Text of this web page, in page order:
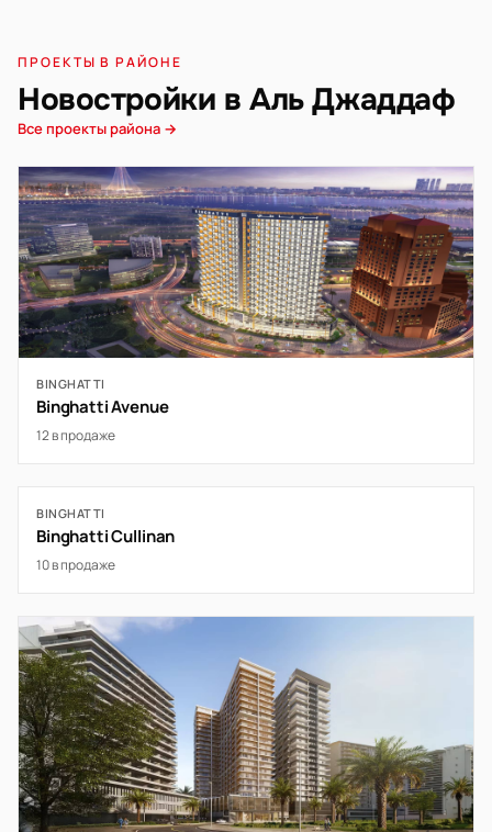
ПРОЕКТЫ В РАЙОНЕ
Новостройки в Аль Джаддаф
Все проекты района →
BINGHATTI
Binghatti Avenue
12 в продаже
BINGHATTI
Binghatti Cullinan
10 в продаже